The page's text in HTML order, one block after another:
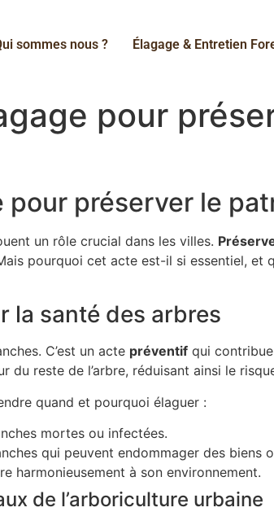
sommes nous ? Élagage & Entretien
pour
pour préserver le
un rôle crucial dans les villes.
pourquoi cet acte est-il si essentiel,
la santé des arbres
C’est un acte préventif qui
du reste de l’arbre, réduisant ainsi le
quand et pourquoi élaguer :
mortes ou infectées.
qui peuvent endommager des biens
harmonieusement à son environnement.
de l’arboriculture urbaine